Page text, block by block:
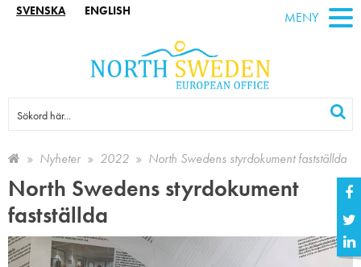
SVENSKA ENGLISH MENY
Nyheter 2022 North Swedens styrdokument fastställda
North Swedens styrdokument
fastställda